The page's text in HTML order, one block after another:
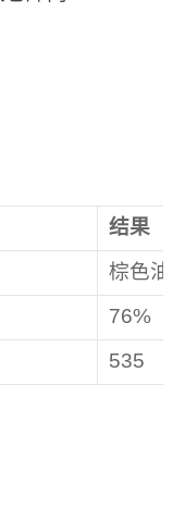
结果
棕色
76%
535